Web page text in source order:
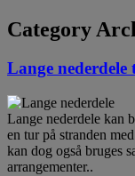
Category
Lange
Lange nederdele kan
en tur på stranden
kan dog også bruges
arrangementer..